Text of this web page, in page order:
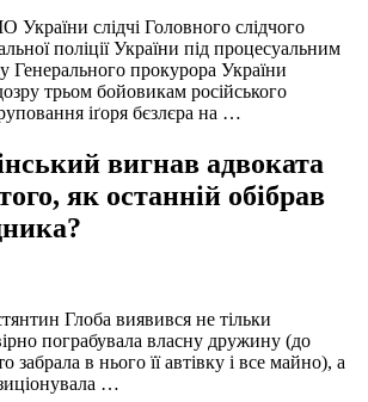
слідчі Головного слідчого
поліції України під процесуальним
Генерального прокурора України
трьом бойовикам російського
іґоря бєзлєра на …
вигнав адвоката
як останній обібрав
Глоба виявився не тільки
пограбувала власну дружину (до
забрала в нього її автівку і все майно), а
…